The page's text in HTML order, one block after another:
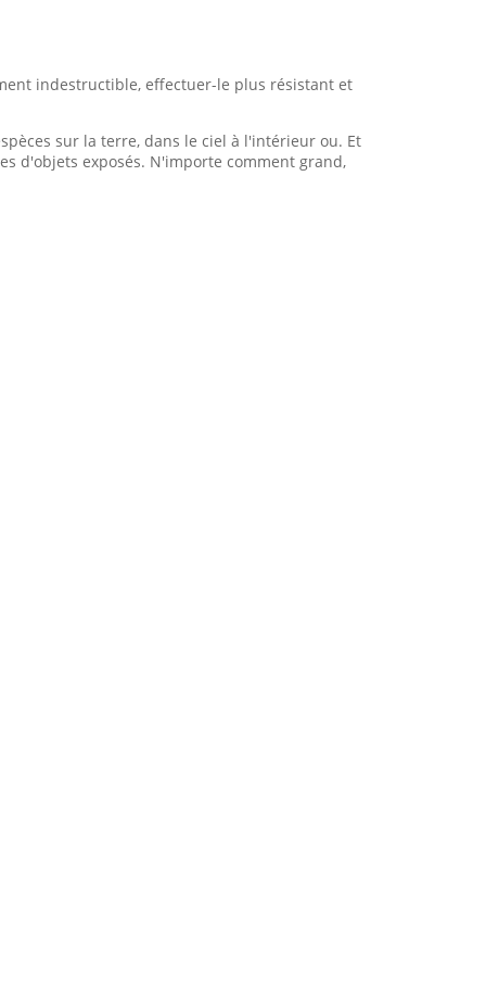
indestructible, effectuer-le plus résistant et
sur la terre, dans le ciel à l'intérieur ou. Et
d'objets exposés. N'importe comment grand,